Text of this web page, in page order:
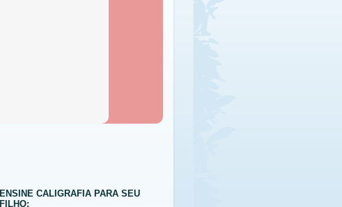
ENSINE CALIGRAFIA PARA SEU
FILHO: